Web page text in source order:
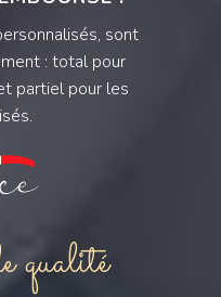
sont
: total pour
partiel pour les
qualité